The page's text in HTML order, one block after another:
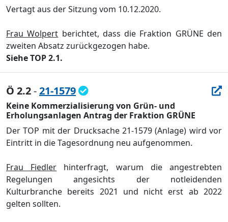
Vertagt aus der Sitzung vom 10.12.2020.
Frau Wolpert berichtet, dass die Fraktion GRÜNE den
zweiten Absatz zurückgezogen habe.
Siehe TOP 2.1.
Ö 2.2-21-1579
Keine Kommerzialisierung von Grün- und
Erholungsanlagen Antrag der Fraktion GRÜNE
Der TOP mit der Drucksache 21-1579 (Anlage) wird vor
Eintritt in die Tagesordnung neu aufgenommen.
Frau Fiedler hinterfragt, warum die angestrebten
Regelungen angesichts der notleidenden
Kulturbranche bereits 2021 und nicht erst ab 2022
gelten sollten.